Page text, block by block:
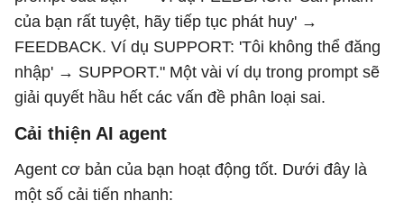
của bạn rất tuyệt, hãy tiếp tục phát huy' →
FEEDBACK. Ví dụ SUPPORT: 'Tôi không thể đăng
nhập' → SUPPORT." Một vài ví dụ trong prompt sẽ
giải quyết hầu hết các vấn đề phân loại sai.
Cải thiện AI agent
Agent cơ bản của bạn hoạt động tốt. Dưới đây là
một số cải tiến nhanh: